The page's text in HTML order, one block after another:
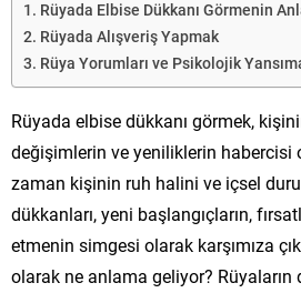
Rüyada Elbise Dükkanı Görmenin
Rüyada Alışveriş Yapmak
Rüya Yorumları ve Psikolojik
Rüyada elbise dükkanı görmek,
değişimlerin ve yeniliklerin habercisi
zaman kişinin ruh halini ve içsel
dükkanları, yeni başlangıçların,
etmenin simgesi olarak karşımıza
olarak ne anlama geliyor? Rüyaların